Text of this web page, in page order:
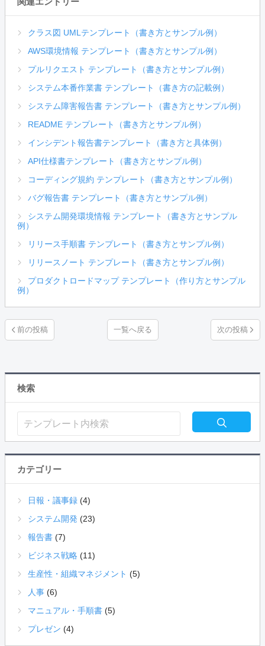
クラス図 UMLテンプレート（書き方とサンプル例）
AWS環境情報 テンプレート（書き方とサンプル例）
プルリクエスト テンプレート（書き方とサンプル例）
システム本番作業書 テンプレート（書き方の記載例）
システム障害報告書 テンプレート（書き方とサンプル例）
README テンプレート（書き方とサンプル例）
インシデント報告書テンプレート（書き方と具体例）
API仕様書テンプレート（書き方とサンプル例）
コーディング規約 テンプレート（書き方とサンプル例）
バグ報告書 テンプレート（書き方とサンプル例）
システム開発環境情報 テンプレート（書き方とサンプル
例）
リリース手順書 テンプレート（書き方とサンプル例）
リリースノート テンプレート（書き方とサンプル例）
プロダクトロードマップ テンプレート（作り方とサンプル
例）
一覧へ戻る
検索
カテゴリー
日報・議事録 (4)
システム開発 (23)
報告書 (7)
ビジネス戦略 (11)
生産性・組織マネジメント (5)
人事 (6)
マニュアル・手順書 (5)
プレゼン (4)